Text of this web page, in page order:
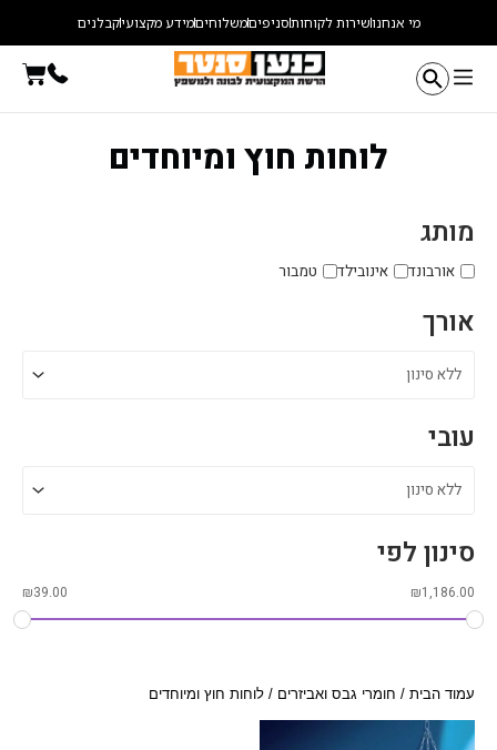
מי אנחנושירות לקוחותסניפיםמשלוחיםמידע מקצועיקבלנים
לוחות חוץ ומיוחדים
מותג
אורבונד אינובילד טמבור
אורך
עובי
סינון לפי
₪39.00 ₪1,186.00
עמוד הבית / חומרי גבס ואביזרים / לוחות חוץ ומיוחדים